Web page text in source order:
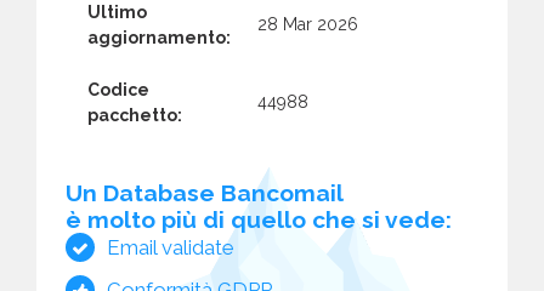
Ultimo
aggiornamento:
28 Mar 2026
Codice
pacchetto:
44988
Un Database Bancomail
è molto più di quello che si vede:
Email validate